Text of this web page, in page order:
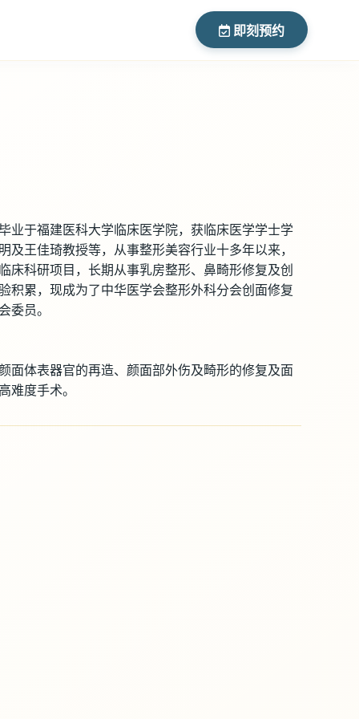
即刻预约
业于福建医科大学临床医学院，获临床医学学士学
王佳琦教授等，从事整形美容行业十多年以来，
床科研项目，长期从事乳房整形、鼻畸形修复及创
积累，现成为了中华医学会整形外科分会创面修复
委员。
面体表器官的再造、颜面部外伤及畸形的修复及面
难度手术。